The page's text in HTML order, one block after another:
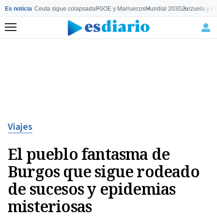
Es noticia Ceuta sigue colapsadaPSOE y MarruecosMundial 2030Zarzuela y
Menú
Viajes
El pueblo fantasma de
Burgos que sigue rodeado
de sucesos y epidemias
misteriosas